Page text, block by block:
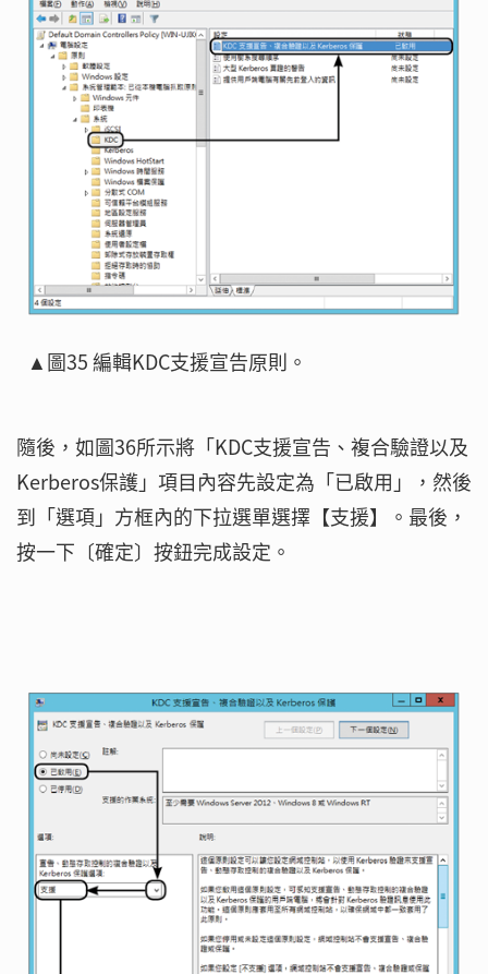
▲圖35 編輯KDC支援宣告原則。
隨後，如圖36所示將「KDC支援宣告、複合驗證以及
Kerberos保護」項目內容先設定為「已啟用」，然後
到「選項」方框內的下拉選單選擇【支援】。最後，
按一下〔確定〕按鈕完成設定。